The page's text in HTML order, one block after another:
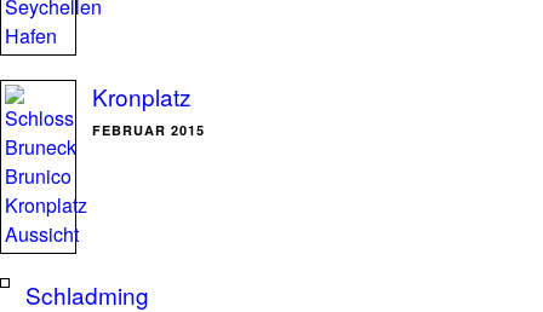
Kronplatz
FEBRUAR 2015
Schladming